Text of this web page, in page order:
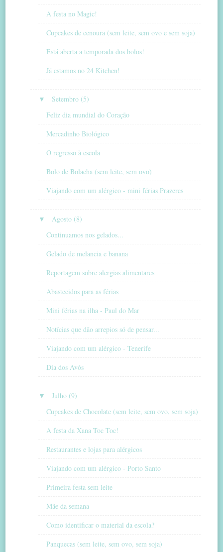
A festa no Magic!
Cupcakes de cenoura (sem leite, sem ovo e sem soja)
Está aberta a temporada dos bolos!
Já estamos no 24 Kitchen!
▼
Setembro (5)
Feliz dia mundial do Coração
Mercadinho Biológico
O regresso à escola
Bolo de Bolacha (sem leite, sem ovo)
Viajando com um alérgico - mini férias Prazeres
▼
Agosto (8)
Continuamos nos gelados...
Gelado de melancia e banana
Reportagem sobre alergias alimentares
Abastecidos para as férias
Mini férias na ilha - Paul do Mar
Notícias que dão arrepios só de pensar...
Viajando com um alérgico - Tenerife
Dia dos Avós
▼
Julho (9)
Cupcakes de Chocolate (sem leite, sem ovo, sem soja)
A festa da Xana Toc Toc!
Restaurantes e lojas para alérgicos
Viajando com um alérgico - Porto Santo
Primeira festa sem leite
Mãe da semana
Como identificar o material da escola?
Panquecas (sem leite, sem ovo, sem soja)